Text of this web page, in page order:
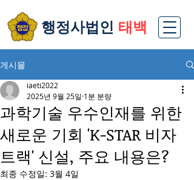
​행정사법인 태백
게시물
과학기술 우수인재를 위한
새로운 기회 'K-STAR 비자
트랙' 신설, 주요 내용은?
iaeti2022
2025년 9월 25일 1분 분량
최종 수정일: 3월 4일